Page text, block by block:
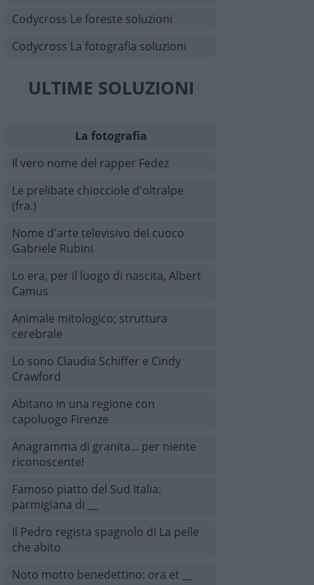
Codycross Le foreste soluzioni
Codycross La fotografia soluzioni
ULTIME SOLUZIONI
La fotografia
Il vero nome del rapper Fedez
Le prelibate chiocciole d'oltralpe
(fra.)
Nome d'arte televisivo del cuoco
Gabriele Rubini
Lo era, per il luogo di nascita, Albert
Camus
Animale mitologico; struttura
cerebrale
Lo sono Claudia Schiffer e Cindy
Crawford
Abitano in una regione con
capoluogo Firenze
Anagramma di granita... per niente
riconoscente!
Famoso piatto del Sud Italia:
parmigiana di __
Il Pedro regista spagnolo di La pelle
che abito
Noto motto benedettino: ora et __